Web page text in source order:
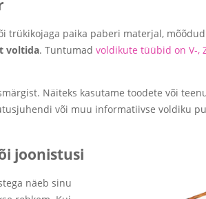
trükikojaga paika paberi materjal,
voltida. Tuntumad voldikute tüübid on V‑,
Näiteks kasutame toodete või
või muu informatiivse voldiku
joonistusi
näeb sinu